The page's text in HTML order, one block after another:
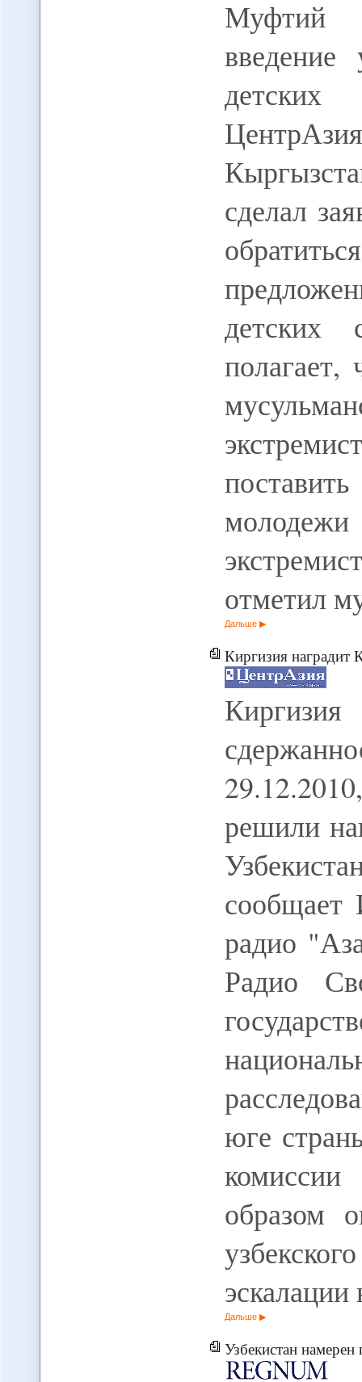
Муфтий
сделал
детских
полагает,
отметил
Дальше
Киргизия наградит
решили
радио
Радио
юге
образом
Дальше
Узбекистан намерен